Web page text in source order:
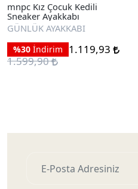
mnpc Kız Çocuk Kedili
Sneaker Ayakkabı
GÜNLÜK AYAKKABI
%30 İndirim
1.119,93
1.599,90